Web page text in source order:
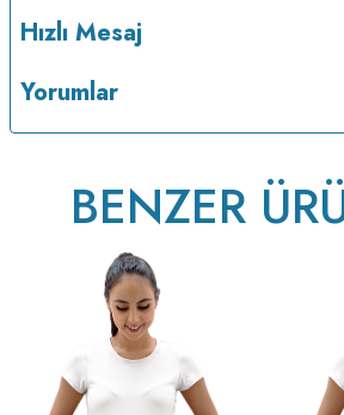
Hızlı Mesaj
Yorumlar
BENZER